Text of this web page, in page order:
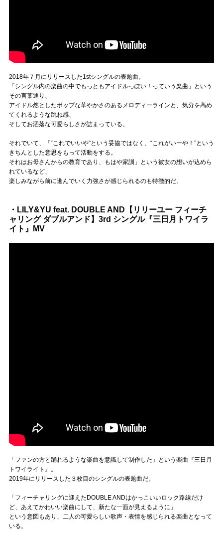
2018年７月にリリースした1stシングルの表題曲。
「シングル内の楽曲の中でもっともアイドルっぽい！っていう楽曲」という
その言葉通り、
アイドル然としたポップな華やかさのあるメロディーラインと、気分を高め
てくれるような跳ね感、
そしてお洒落な可愛らしさが詰まっている。
それでいて、「“これでいいや”という妥協ではなく、“これがいーや！”という
きちんとした意思をもって活動をする。
それはお母さんからの教育であり、もはや家訓」という彼女の想いが込めら
れているなど、
楽しみながら前に進んでいく力強さが感じられるのも特徴的だ。
・LILY&YU feat. DOUBLE AND【リリーユー フィーチ
ャリング ダブルアンド】3rd シングル『三日月トワイラ
イト』MV
「ファンの方と踊れるような楽曲を意識して制作した」という楽曲『三日月
トワイライト』。
2019年にリリースした３枚目のシングルの表題曲だ。
「フィーチャリングに迎えたDOUBLE ANDはかっこいいロック路線だけ
ど、あえてかわいい楽曲にして、新たな一面が見えるように」
という意図もあり、二人の可愛らしい歌声・表情を感じられる楽曲となって
いる。